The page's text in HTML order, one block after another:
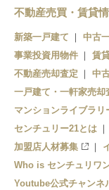
不動産売買・賃貸
新築一戸建て 中古
事業投資用物件
賃
不動産売却査定
中
一戸建て・一軒家売却
マンションライブラリ
センチュリー21とは
加盟店人材募集
Who is センチュリワ
Youtube公式チャンネ